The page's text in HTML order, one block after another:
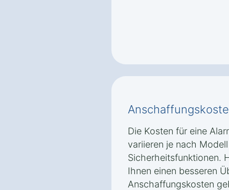
Die Kosten für eine
variieren je nach
Sicherheitsfunktionen.
Ihnen einen besseren
Anschaffungskosten